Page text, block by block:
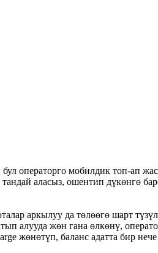
операторго мобилдик топ-ап
аласыз, ошентип дүкөнгө
аркылуу да төлөөгө шарт
алууда жөн гана өлкөнү,
жөнөтүп, баланс адатта бир